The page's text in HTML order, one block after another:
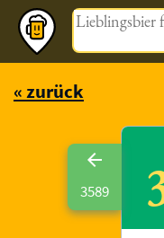
« zurück
3589